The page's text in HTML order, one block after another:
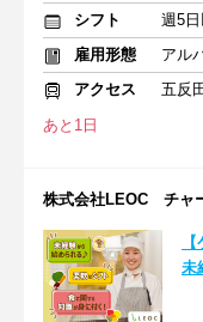
シフト
週5
雇用形態
アル
アクセス
五反
あと1日
株式会社LEOC チャ
未